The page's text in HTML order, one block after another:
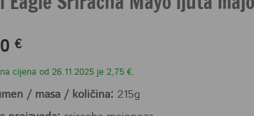
€
cijena od 26.11.2025 je 2,75 €.
/ masa / količina: 215g